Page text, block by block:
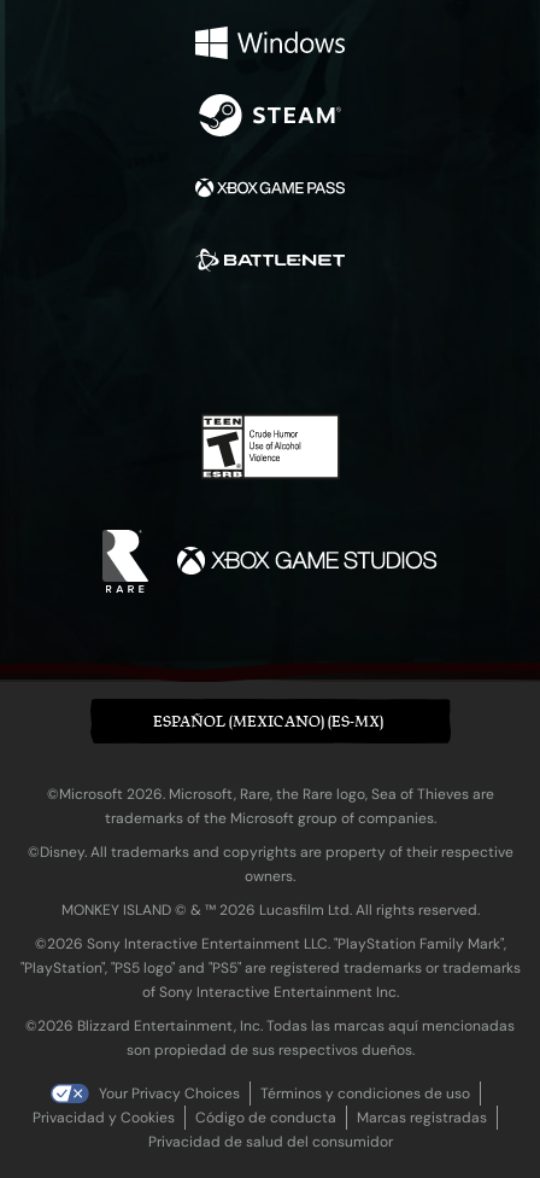
ESPAÑOL (MEXICANO) (ES-MX)
©Microsoft 2026. Microsoft, Rare, the Rare logo, Sea of Thieves are
trademarks of the Microsoft group of companies.
©Disney. All trademarks and copyrights are property of their respective
owners.
MONKEY ISLAND © & ™ 20‍26 Lucasfilm Ltd. All rights reserved.
©2026 Sony Interactive Entertainment LLC. "PlayStation Family Mark",
"PlayStation", "PS5 logo" and "PS5" are registered trademarks or trademarks
of Sony Interactive Entertainment Inc.
©2026 Blizzard Entertainment, Inc. Todas las marcas aquí mencionadas
son propiedad de sus respectivos dueños.
Your Privacy Choices
Términos y condiciones de uso
Privacidad y Cookies
Código de conducta
Marcas registradas
Privacidad de salud del consumidor